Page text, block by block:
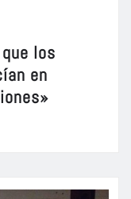
los
en